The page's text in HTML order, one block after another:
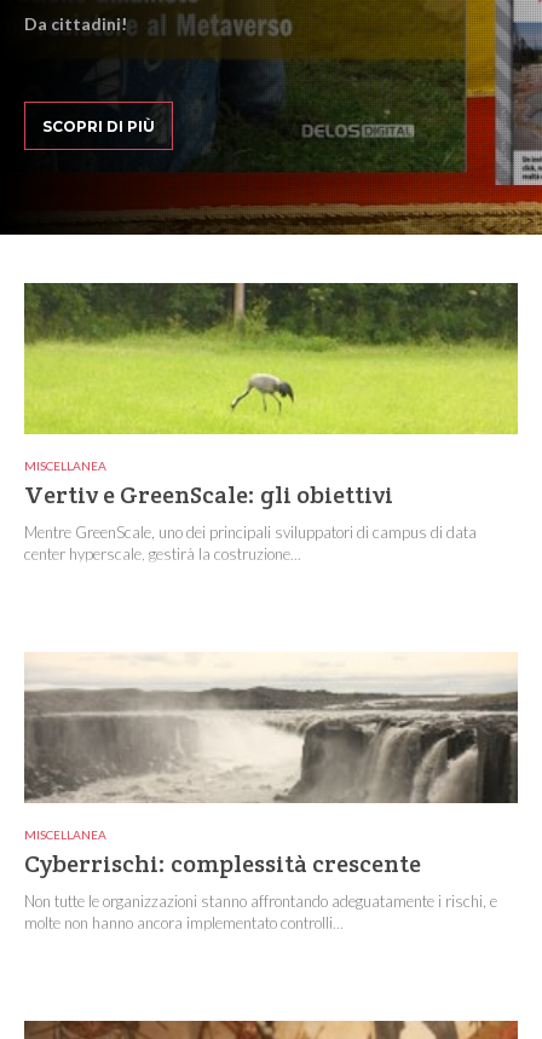
Da cittadini!
SCOPRI DI PIÙ
MISCELLANEA
Vertiv e GreenScale: gli obiettivi
Mentre GreenScale, uno dei principali sviluppatori di campus di data
center hyperscale, gestirà la costruzione...
MISCELLANEA
Cyberrischi: complessità crescente
Non tutte le organizzazioni stanno affrontando adeguatamente i rischi, e
molte non hanno ancora implementato controlli...